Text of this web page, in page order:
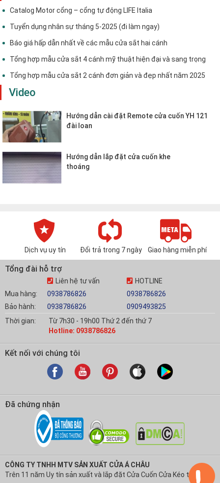
Catalog Motor cổng – cổng tự động LIFE Italia
Tuyển dụng nhân sự tháng 5-2025 (đi làm ngay)
Báo giá hấp dẫn nhất về các mẫu cửa sắt hai cánh
Tổng hợp mẫu cửa sắt 4 cánh mỹ thuật hiện đại và sang trọng
Tổng hợp mẫu cửa sắt 2 cánh đơn giản và đẹp nhất năm 2025
Video
Hướng dẫn cài đặt Remote cửa cuốn YH 121
đài loan
Hướng dẫn lắp đặt cửa cuốn khe
thoáng
Dịch vụ uy tín Đổi trả trong 7 ngày Giao hàng miễn phí
Tổng đài hỗ trợ
Mua hàng:
Bảo hành:
Liên hệ tư vấn
0938786826
0938786826
HOTLINE
0938786826
0909493825
Thời gian:
Từ 7h30 - 19h00 Thứ 2 đến thứ 7
Hotline: 0938786826
Kết nối với chúng tôi
Đã chứng nhận
CÔNG TY TNHH MTV SẢN XUẤT CỬA Á CHÂU
Trên 11 năm Uy tín sản xuất và lắp đặt Cửa Cuốn Cửa Kéo tại Việt